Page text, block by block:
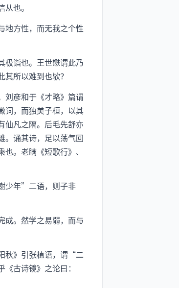
也。
地方性，而无我之个性
极诣也。王世懋谓此乃
所以难到也欤？
刘彦和于《才略》篇谓
词，而独美子桓，以其
仙凡之隔。后毛先舒亦
。诵其诗，足以荡气回
。老瞒《短歌行》、
少年”二语，则子非
成。然学之易弱，而与
秋》引张植语，谓“二
古诗镜》之论曰：